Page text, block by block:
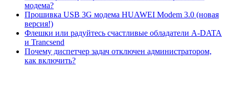
модема?
Прошивка USB 3G модема HUAWEI Modem 3.0 (новая
версия!)
Флешки или радуйтесь счастливые обладатели A-DATA
и Trancsend
Почему диспетчер задач отключен администратором,
как включить?